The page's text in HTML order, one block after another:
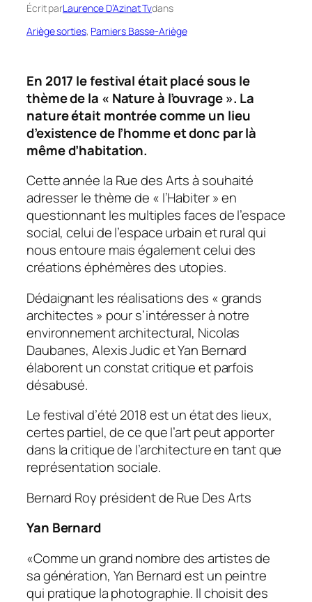
Écrit parLaurence D’Azinat Tvdans
Ariège sorties, Pamiers Basse-Ariège
En 2017 le festival était placé sous le
thème de la « Nature à l’ouvrage ». La
nature était montrée comme un lieu
d’existence de l’homme et donc par là
même d’habitation.
Cette année la Rue des Arts à souhaité
adresser le thème de « l’Habiter » en
questionnant les multiples faces de l’espace
social, celui de l’espace urbain et rural qui
nous entoure mais également celui des
créations éphémères des utopies.
Dédaignant les réalisations des « grands
architectes » pour s’intéresser à notre
environnement architectural, Nicolas
Daubanes, Alexis Judic et Yan Bernard
élaborent un constat critique et parfois
désabusé.
Le festival d’été 2018 est un état des lieux,
certes partiel, de ce que l’art peut apporter
dans la critique de l’architecture en tant que
représentation sociale.
Bernard Roy président de Rue Des Arts
Yan Bernard
«Comme un grand nombre des artistes de
sa génération, Yan Bernard est un peintre
qui pratique la photographie. Il choisit des